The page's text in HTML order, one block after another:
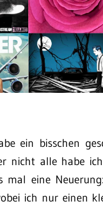
ein bisschen
nicht alle habe
mal eine
ich nur einen